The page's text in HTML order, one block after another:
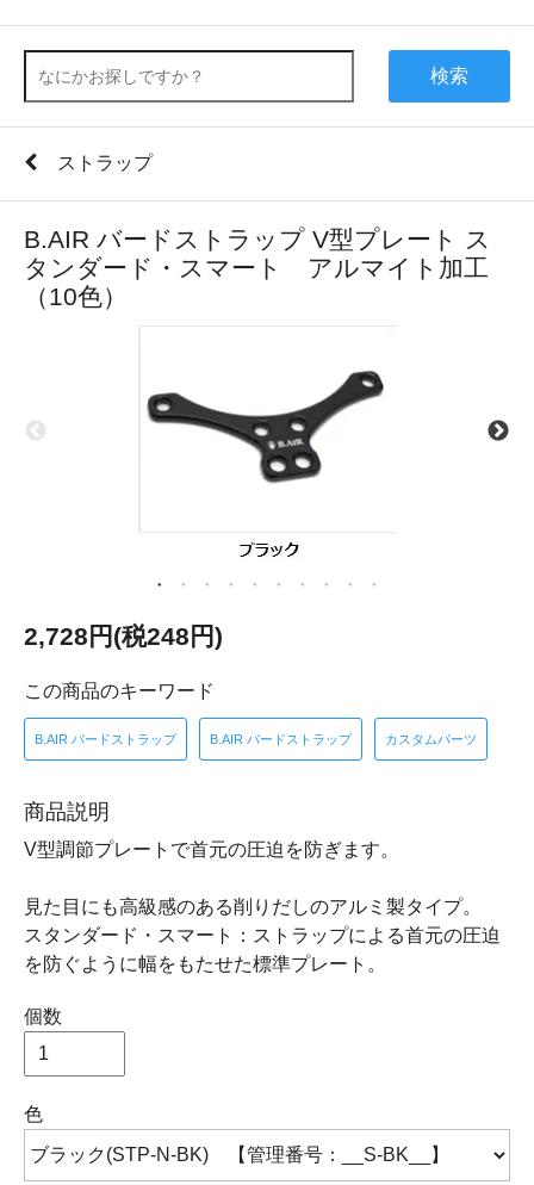
検索
ストラップ
B.AIR バードストラップ V型プレート ス
タンダード・スマート アルマイト加工
（10色）
2,728円(税248円)
この商品のキーワード
B.AIR バードストラップ B.AIR バードストラップ カスタムパーツ
商品説明
V型調節プレートで首元の圧迫を防ぎます。
見た目にも高級感のある削りだしのアルミ製タイプ。
スタンダード・スマート：ストラップによる首元の圧迫
を防ぐように幅をもたせた標準プレート。
個数
色